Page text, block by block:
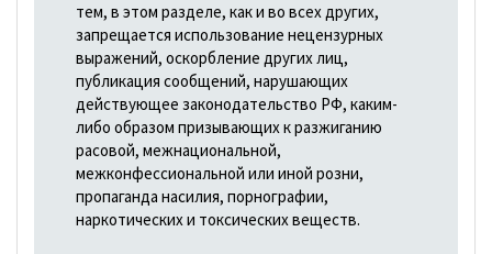
тем, в этом разделе, как и во всех других,
запрещается использование нецензурных
выражений, оскорбление других лиц,
публикация сообщений, нарушающих
действующее законодательство РФ, каким-
либо образом призывающих к разжиганию
расовой, межнациональной,
межконфессиональной или иной розни,
пропаганда насилия, порнографии,
наркотических и токсических веществ.